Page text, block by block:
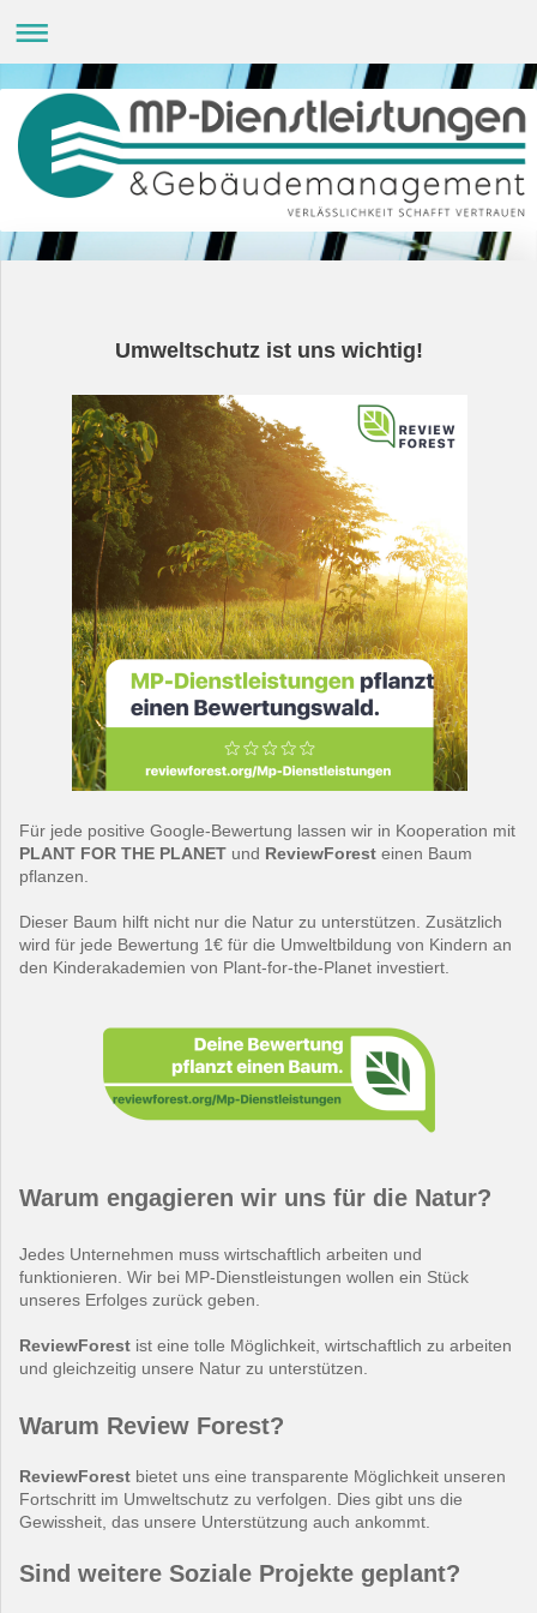
Umweltschutz ist uns wichtig!
Für jede positive Google-Bewertung lassen wir in Kooperation mit
PLANT FOR THE PLANET und ReviewForest einen Baum
pflanzen.
Dieser Baum hilft nicht nur die Natur zu unterstützen. Zusätzlich
wird für jede Bewertung 1€ für die Umweltbildung von Kindern an
den Kinderakademien von Plant-for-the-Planet investiert.
Warum engagieren wir uns für die Natur?
Jedes Unternehmen muss wirtschaftlich arbeiten und
funktionieren. Wir bei MP-Dienstleistungen wollen ein Stück
unseres Erfolges zurück geben.
ReviewForest ist eine tolle Möglichkeit, wirtschaftlich zu arbeiten
und gleichzeitig unsere Natur zu unterstützen.
Warum Review Forest?
ReviewForest bietet uns eine transparente Möglichkeit unseren
Fortschritt im Umweltschutz zu verfolgen. Dies gibt uns die
Gewissheit, das unsere Unterstützung auch ankommt.
Sind weitere Soziale Projekte geplant?